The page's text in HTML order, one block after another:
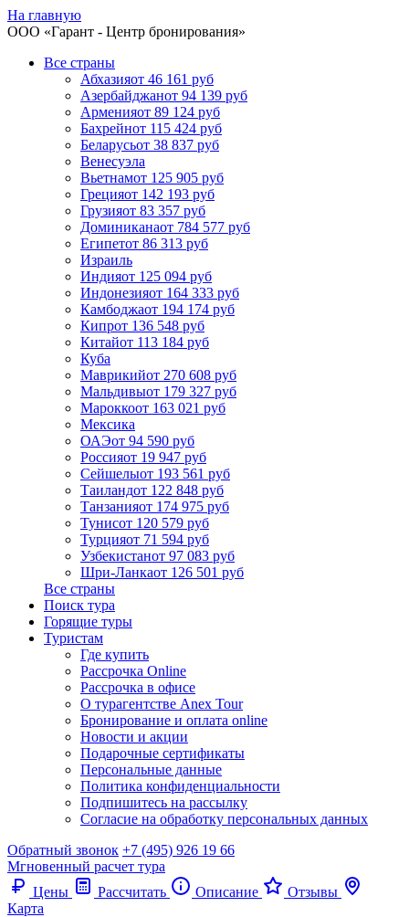
На главную
ООО «Гарант - Центр бронирования»
Все страны
Абхазияот 46 161 руб
Азербайджанот 94 139 руб
Арменияот 89 124 руб
Бахрейнот 115 424 руб
Беларусьот 38 837 руб
Венесуэла
Вьетнамот 125 905 руб
Грецияот 142 193 руб
Грузияот 83 357 руб
Доминиканаот 784 577 руб
Египетот 86 313 руб
Израиль
Индияот 125 094 руб
Индонезияот 164 333 руб
Камбоджаот 194 174 руб
Кипрот 136 548 руб
Китайот 113 184 руб
Куба
Маврикийот 270 608 руб
Мальдивыот 179 327 руб
Мароккоот 163 021 руб
Мексика
ОАЭот 94 590 руб
Россияот 19 947 руб
Сейшелыот 193 561 руб
Таиландот 122 848 руб
Танзанияот 174 975 руб
Тунисот 120 579 руб
Турцияот 71 594 руб
Узбекистанот 97 083 руб
Шри-Ланкаот 126 501 руб
Все страны
Поиск тура
Горящие туры
Туристам
Где купить
Рассрочка Online
Рассрочка в офисе
О турагентстве Anex Tour
Бронирование и оплата online
Новости и акции
Подарочные сертификаты
Персональные данные
Политика конфиденциальности
Подпишитесь на рассылку
Согласие на обработку персональных данных
Обратный звонок +7 (495) 926 19 66
Мгновенный расчет тура
Цены
Рассчитать Описание
Отзывы
Карта